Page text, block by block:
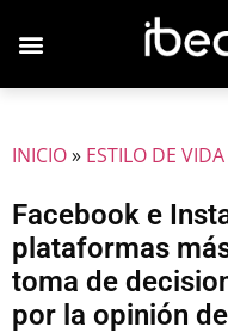
INICIO» ESTILO DE VIDA
Facebook e
plataformas
toma de
por la opinión